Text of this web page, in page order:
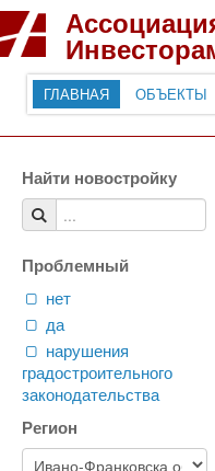
ГЛАВНАЯ ОБЪЕКТЫ
Найти новостройку
Проблемный
нет
да
нарушения
градостроительного
законодательства
Регион